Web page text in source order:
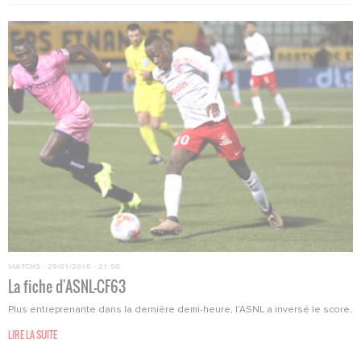
MATCHS · 29/01/2016 - 21:50
La fiche d'ASNL-CF63
Plus entreprenante dans la dernière demi-heure, l’ASNL a inversé le score.
LIRE LA SUITE